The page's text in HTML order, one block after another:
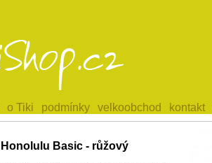
o Tiki
o Tiki podmínky
podmínky velkoobchod
velkoobchod kontakt
kontakt
Honolulu Basic - růžový